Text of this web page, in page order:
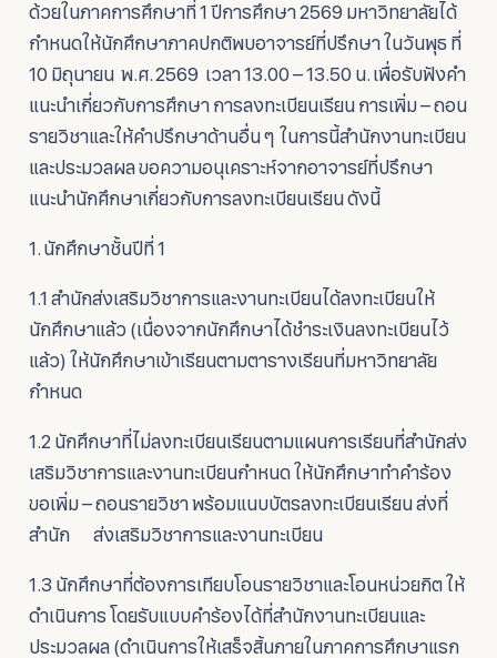
ด้วยในภาคการศึกษาที่ 1 ปีการศึกษา 2569 มหาวิทยาลัยได้
กำหนดให้นักศึกษาภาคปกติพบอาจารย์ที่ปรึกษา ในวันพุธ ที่
10 มิถุนายน พ.ศ. 2569 เวลา 13.00 – 13.50 น. เพื่อรับฟังคำ
แนะนำเกี่ยวกับการศึกษา การลงทะเบียนเรียน การเพิ่ม – ถอน
รายวิชาและให้คำปรึกษาด้านอื่น ๆ ในการนี้สำนักงานทะเบียน
และประมวลผล ขอความอนุเคราะห์จากอาจารย์ที่ปรึกษา
แนะนำนักศึกษาเกี่ยวกับการลงทะเบียนเรียน ดังนี้
1. นักศึกษาชั้นปีที่ 1
1.1 สำนักส่งเสริมวิชาการและงานทะเบียนได้ลงทะเบียนให้
นักศึกษาแล้ว (เนื่องจากนักศึกษาได้ชำระเงินลงทะเบียนไว้
แล้ว) ให้นักศึกษาเข้าเรียนตามตารางเรียนที่มหาวิทยาลัย
กำหนด
1.2 นักศึกษาที่ไม่ลงทะเบียนเรียนตามแผนการเรียนที่สำนักส่ง
เสริมวิชาการและงานทะเบียนกำหนด ให้นักศึกษาทำคำร้อง
ขอเพิ่ม – ถอนรายวิชา พร้อมแนบบัตรลงทะเบียนเรียน ส่งที่
สำนัก ส่งเสริมวิชาการและงานทะเบียน
1.3 นักศึกษาที่ต้องการเทียบโอนรายวิชาและโอนหน่วยกิต ให้
ดำเนินการ โดยรับแบบคำร้องได้ที่สำนักงานทะเบียนและ
ประมวลผล (ดำเนินการให้เสร็จสิ้นภายในภาคการศึกษาแรก